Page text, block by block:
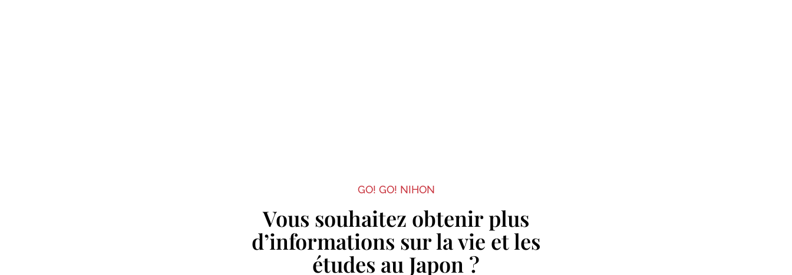
GO! GO! NIHON
Vous souhaitez obtenir plus
d’informations sur la vie et les
études au Japon ?